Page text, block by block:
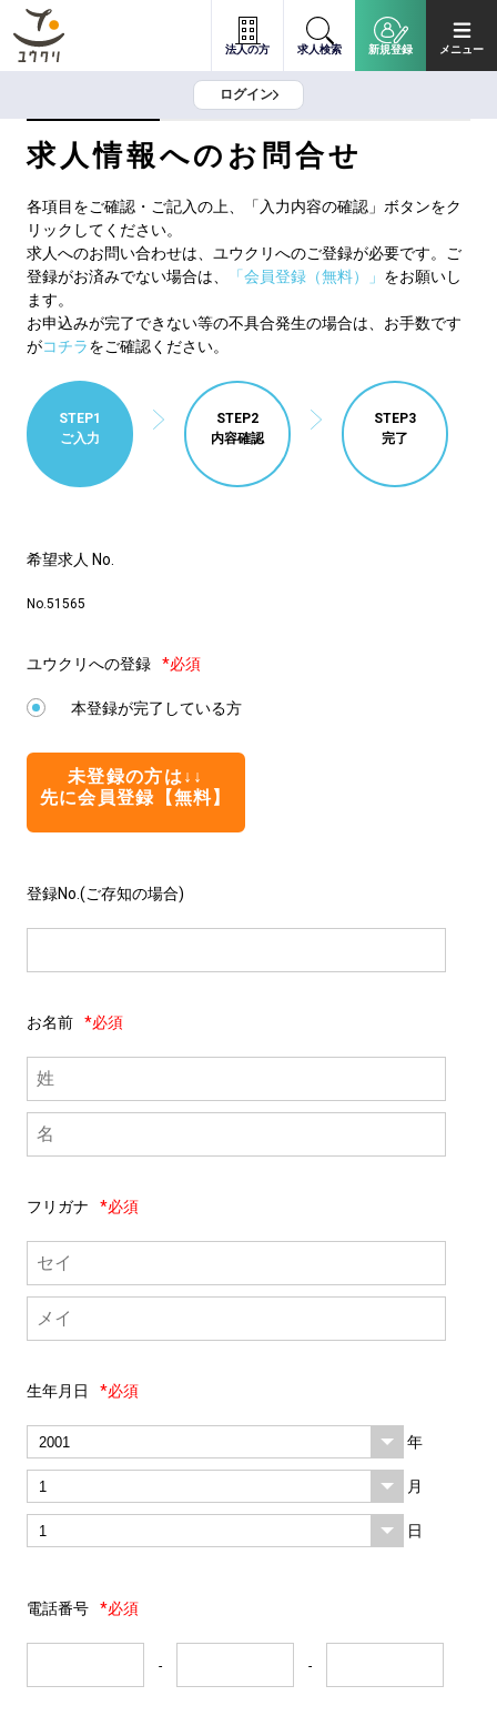
法人の方 求人検索 新規登録 メニュー
ログイン
求人情報へのお問合せ
各項目をご確認・ご記入の上、「入力内容の確認」ボタンをク
リックしてください。
求人へのお問い合わせは、ユウクリへのご登録が必要です。ご
登録がお済みでない場合は、
「会員登録（無料）」 をお願いし
ます。
お申込みが完了できない等の不具合発生の場合は、お手数です
がコチラをご確認ください。
STEP1
ご入力
STEP2
内容確認
STEP3
完了
希望求人 No.
No.51565
ユウクリへの登録 *必須
本登録が完了している方
未登録の方は↓↓
先に会員登録【無料】
登録No.(ご存知の場合)
お名前 *必須
フリガナ *必須
生年月日 *必須
年
月
日
電話番号 *必須
- -